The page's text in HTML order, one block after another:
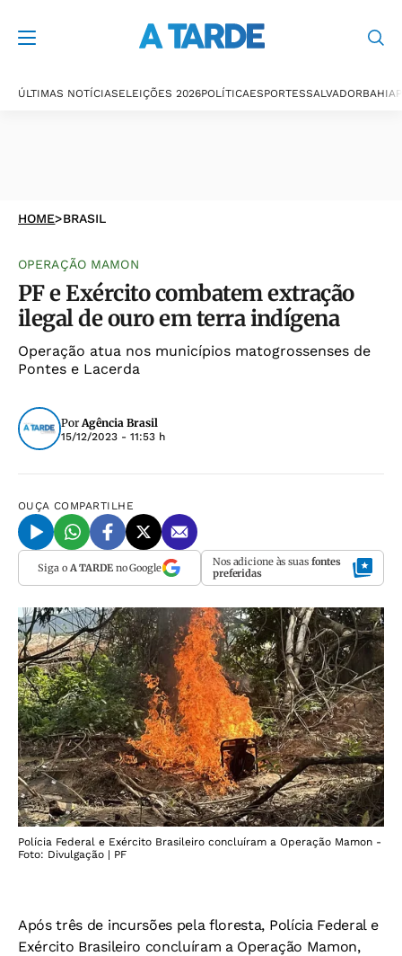
ÚLTIMAS NOTÍCIASELEIÇÕES 2026POLÍTICAESPORTESSALVADORBAHIA
HOME>BRASIL
OPERAÇÃO MAMON
PF e Exército combatem extração
ilegal de ouro em terra indígena
Operação atua nos municípios matogrossenses de
Pontes e Lacerda
PorAgência Brasil
15/12/2023 - 11:53 h
OUÇA COMPARTILHE
Siga o A TARDEno Google Nos adicione às suas fontes
preferidas
Polícia Federal e Exército Brasileiro concluíram a Operação Mamon -
Foto: Divulgação | PF
Após três de incursões pela floresta, Polícia Federal e
Exército Brasileiro concluíram a Operação Mamon,